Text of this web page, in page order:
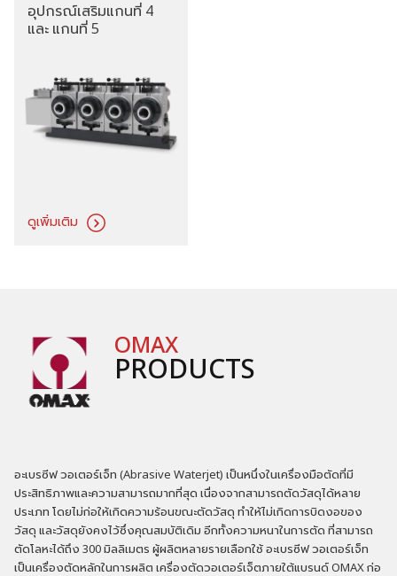
อุปกรณ์เสริมแกนที่ 4
และ แกนที่ 5
ดูเพิ่มเติม
OMAX
PRODUCTS
อะเบรซีฟ วอเตอร์เจ็ท (Abrasive Waterjet) เป็นหนึ่งในเครื่องมือตัดที่มี
ประสิทธิภาพและความสามารถมากที่สุด เนื่องจากสามารถตัดวัสดุได้หลาย
ประเภท โดยไม่ก่อให้เกิดความร้อนขณะตัดวัสดุ ทำให้ไม่เกิดการบิดงอของ
วัสดุ และวัสดุยังคงไว้ซึ่งคุณสมบัติเดิม อีกทั้งความหนาในการตัด ที่สามารถ
ตัดโลหะได้ถึง 300 มิลลิเมตร ผู้ผลิตหลายรายเลือกใช้ อะเบรซีฟ วอเตอร์เจ็ท
เป็นเครื่องตัดหลักในการผลิต เครื่องตัดวอเตอร์เจ็ตภายใต้แบรนด์ OMAX ก่อ